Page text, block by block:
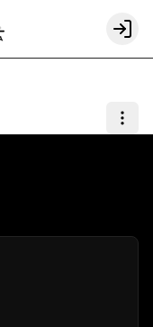
Login